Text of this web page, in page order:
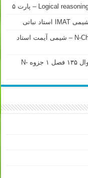
آیمت ایتالیا – پاسخ سوال ۲۴۳ فصل ۲ جزوه N-Chem – شیمی آیمت استاد
Subatomic particles – valence electrons – سوال ۱۳۵ فصل ۱ جزوه N-